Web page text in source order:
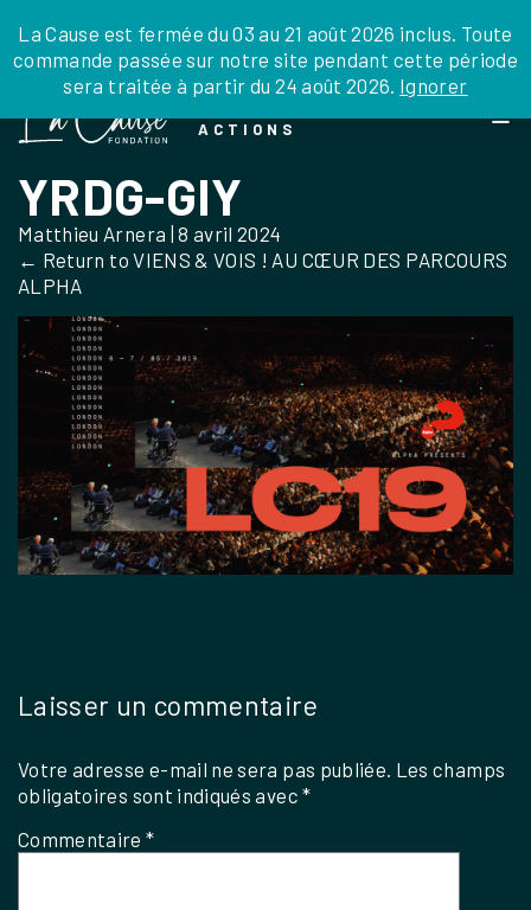
to
the
La Cause est fermée du 03 au 21 août 2026 inclus. Toute
commande passée sur notre site pendant cette période
sera traitée à partir du 24 août 2026. Ignorer
JE DONNE JE PARRAINE NOUS SOUTENIR
DEPUIS LA FRANCE
DEPUIS L’INTERNATIONAL
EN TANT QU’ORGANISATION
LEGS, LIBÉRALITÉS
0 ARTICLE
ACTIONS
YRDG-GIY
Matthieu Arnera |8 avril 2024
← Return to VIENS & VOIS ! AU CŒUR DES PARCOURS
ALPHA
Laisser un commentaire
Votre adresse e-mail ne sera pas publiée. Les champs
obligatoires sont indiqués avec*
Commentaire*